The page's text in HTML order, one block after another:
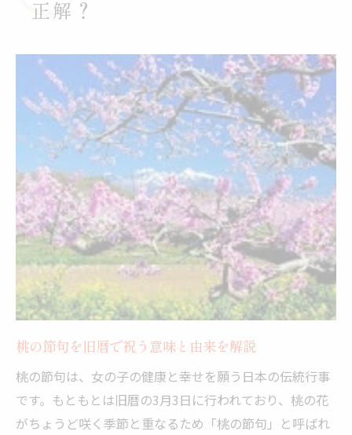
春の訪れと重なる旧暦の桃の節句
旧暦の桃の節句と桃の花の開花時期の関係
桃の節句 旧暦で味わう春の訪れの魅力
ひな祭りが4月に行われる地域の季節感
旧暦3月3日と桃の節句の春の風情を感じて
地域によって異なる桃の節句の祝い方
地域による桃の節句 旧暦祝い方の違い
ひな祭り 4月3日 地域の伝統的な風習とは
桃の節句 旧暦 和歌山や関西の祝い方の特徴
ひな祭り 旧暦 地域ごとの特色を徹底解説
桃の節句 旧暦が残る地域の家族行事の工夫
ひな祭りの旧暦と新暦、その違いを解説
桃の節句 ひな祭り 違いと時期のずれを解説
ひな祭り 旧暦と新暦で何が変わるのか
桃の節句は旧暦と新暦でどちらが季節に合
正解？
桃の節句を旧暦で祝う意味と由来を解説
桃の節句は、女の子の健康と幸せを願う日本の伝統行事
です。もともとは旧暦の3月3日に行われており、桃の花
がちょうど咲く季節と重なるため「桃の節句」と呼ばれ